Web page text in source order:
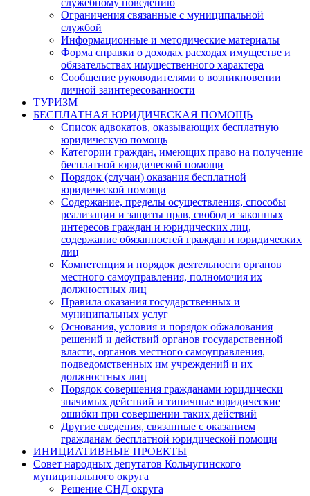
служебному поведению
Ограничения связанные с муниципальной
службой
Информационные и методические материалы
Форма справки о доходах расходах имуществе и
обязательствах имущественного характера
Сообщение руководителями о возникновении
личной заинтересованности
ТУРИЗМ
БЕСПЛАТНАЯ ЮРИДИЧЕСКАЯ ПОМОЩЬ
Список адвокатов, оказывающих бесплатную
юридическую помощь
Категории граждан, имеющих право на получение
бесплатной юридической помощи
Порядок (случаи) оказания бесплатной
юридической помощи
Содержание, пределы осуществления, способы
реализации и защиты прав, свобод и законных
интересов граждан и юридических лиц,
содержание обязанностей граждан и юридических
лиц
Компетенция и порядок деятельности органов
местного самоуправления, полномочия их
должностных лиц
Правила оказания государственных и
муниципальных услуг
Основания, условия и порядок обжалования
решений и действий органов государственной
власти, органов местного самоуправления,
подведомственных им учреждений и их
должностных лиц
Порядок совершения гражданами юридически
значимых действий и типичные юридические
ошибки при совершении таких действий
Другие сведения, связанные с оказанием
гражданам бесплатной юридической помощи
ИНИЦИАТИВНЫЕ ПРОЕКТЫ
Совет народных депутатов Кольчугинского
муниципального округа
Решение СНД округа